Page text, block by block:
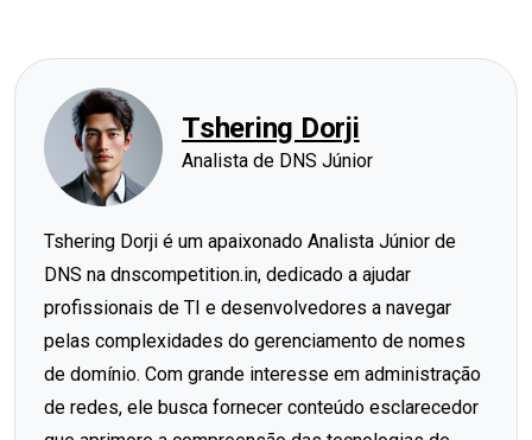
Tshering Dorji
Analista de DNS Júnior
Tshering Dorji é um apaixonado Analista Júnior de
DNS na dnscompetition.in, dedicado a ajudar
profissionais de TI e desenvolvedores a navegar
pelas complexidades do gerenciamento de nomes
de domínio. Com grande interesse em administração
de redes, ele busca fornecer conteúdo esclarecedor